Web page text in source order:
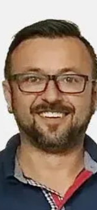
der AGR
von Modell,